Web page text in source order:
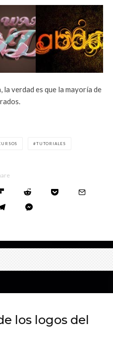
la verdad es que la mayoría de
TUTORIALES
los logos del